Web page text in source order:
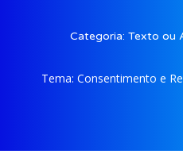
Categoria:Texto ou
Tema:Consentimento e